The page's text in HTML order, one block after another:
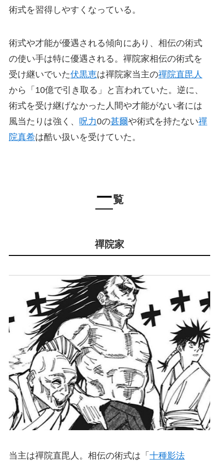
術式を習得しやすくなっている。
術式や才能が優遇される傾向にあり、相伝の術式
の使い手は特に優遇される。禪院家相伝の術式を
受け継いでいた伏黒恵は禪院家当主の禪院直毘人
から「10億で引き取る」と言われていた。逆に、
術式を受け継げなかった人間や才能がない者には
風当たりは強く、 呪力0の甚爾や術式を持たない禪
院真希は酷い扱いを受けていた。
一覧
禪院家
当主は禪院直毘人。相伝の術式は「 十種影法